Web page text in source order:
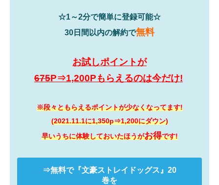
☆1～2分で簡単に登録可能☆
30日間以内の解約で無料
お試しポイントが
675P⇒1,200Pもらえるのは今だけ!
※段々ともらえるポイントが少なくなってます!
(2021.11.1に1,350p⇒1,200にダウン)
早いうちに体験しておいたほうがお得です!
⇒無料で『文豪ストレイドッグス』 20
巻を